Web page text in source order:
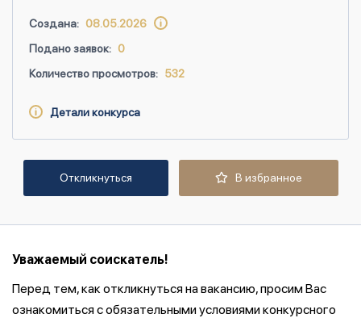
Создана: 08.05.2026
Подано заявок: 0
Количество просмотров: 532
Детали конкурса
Откликнуться В избранное
Уважаемый соискатель!
Перед тем, как откликнуться на вакансию, просим Вас
ознакомиться с обязательными условиями конкурсного